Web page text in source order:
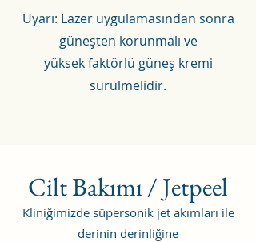
Uyarı: Lazer uygulamasından sonra
güneşten korunmalı ve
yüksek faktörlü güneş kremi
sürülmelidir.
Cilt Bakımı /Jetpeel
Kliniğimizde süpersonik jet akımları ile
derinin derinliğine